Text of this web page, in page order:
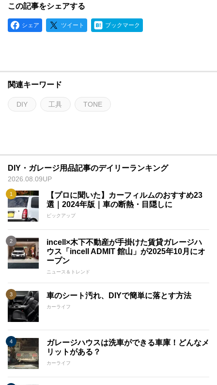
この記事をシェアする
シェア ツイート ブックマーク
関連キーワード
DIY 工具 TONE
DIY・ガレージ用品記事のデイリーランキング
2026.08.09UP
【プロに聞いた】カーフィルムのおすすめ23
選｜2024年版｜車の断熱・目隠しに
ピックアップ
incell×木下不動産が手掛けた賃貸ガレージハ
ウス「incell ADMIT 館山」が2025年10月にオ
ープン
ニュース＆トレンド
車のシート汚れ、DIYで簡単に落とす方法
カーライフ
ガレージハウスは洗車ができる車庫！どんなメ
リットがある？
カーライフ